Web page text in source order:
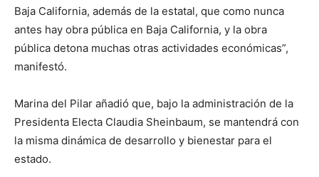
Baja California, además de la estatal, que como nunca
antes hay obra pública en Baja California, y la obra
pública detona muchas otras actividades económicas”,
manifestó.
Marina del Pilar añadió que, bajo la administración de la
Presidenta Electa Claudia Sheinbaum, se mantendrá con
la misma dinámica de desarrollo y bienestar para el
estado.